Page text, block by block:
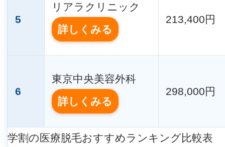
5
リアラクリニック
詳しくみる
213,400円
6
東京中央美容外科
詳しくみる
298,000円
学割の医療脱毛おすすめランキング比較表